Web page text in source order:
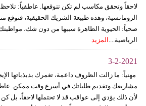
لاحقاً وتحقق مكاسب لم تكن تتوقعها. عاطفياً:
الرومانسية، وهذه طبيعة الشريك الحقيقية، فتوقع
صحياً: الحيوية الظاهرة سببها من دون شك،
الرياضية.... المزيد
3-2-2021
مهنياً: ما زالت الظروف داعمة، تغمرك بذبذباتها
مشاريعك وتقديم طلباتك في أسرع وقت ممكن.
لأن ذلك يؤدي إلى عواقب قد لا تحتملها لاحقاً، بل